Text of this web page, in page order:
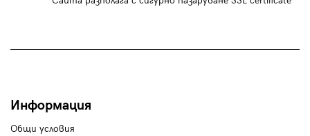
Информация
Общи условия